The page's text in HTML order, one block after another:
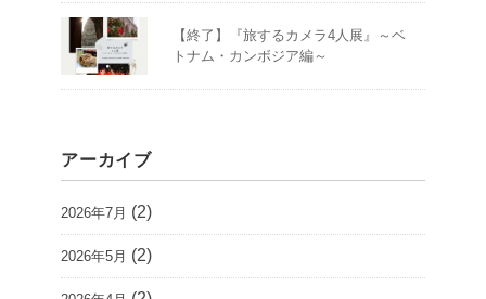
【終了】『旅するカメラ4人展』～ベ
トナム・カンボジア編～
アーカイブ
2026年7月 (2)
2026年5月 (2)